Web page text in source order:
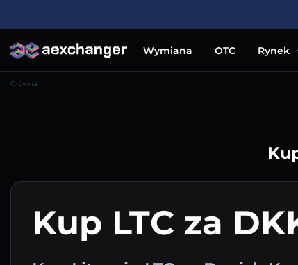
Wymiana OTC Rynek
Główna
Kup LTC za